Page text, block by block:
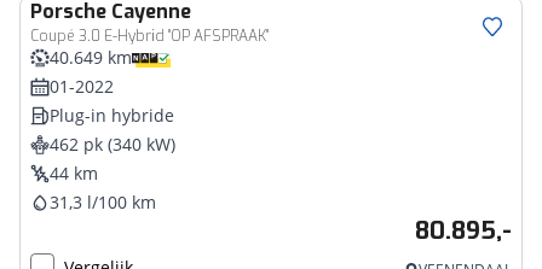
Porsche Cayenne
Coupé 3.0 E-Hybrid ''OP AFSPRAAK"
40.649 km
01-2022
Plug-in hybride
462 pk (340 kW)
44 km
31,3 l/100 km
80.895,-